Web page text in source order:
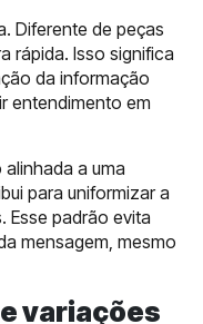
Diferente de peças
rápida. Isso significa
da informação
entendimento em
a uma
para uniformizar a
Esse padrão evita
mensagem, mesmo
variações